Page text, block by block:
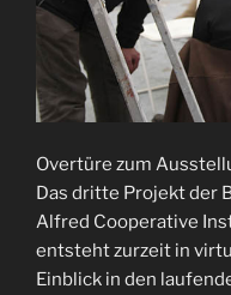
Overtüre zum
Das dritte Projekt der
Alfred Cooperative
entsteht zurzeit in
Einblick in den